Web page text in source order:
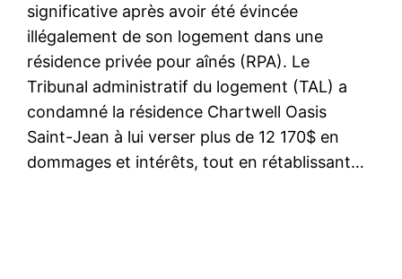
significative après avoir été évincée
illégalement de son logement dans une
résidence privée pour aînés (RPA). Le
Tribunal administratif du logement (TAL) a
condamné la résidence Chartwell Oasis
Saint-Jean à lui verser plus de 12 170$ en
dommages et intérêts, tout en rétablissant…